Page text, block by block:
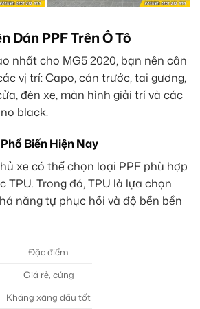
Dán PPF Trên Ô Tô
nhất cho MG5 2020, bạn nên cân
vị trí: Capo, cản trước, tai gương,
đèn xe, màn hình giải trí và các
black.
Biến Hiện Nay
xe có thể chọn loại PPF phù hợp
TPU. Trong đó, TPU là lựa chọn
năng tự phục hồi và độ bền bền
Đặc điểm
Giá rẻ, cứng
Kháng xăng dầu tốt